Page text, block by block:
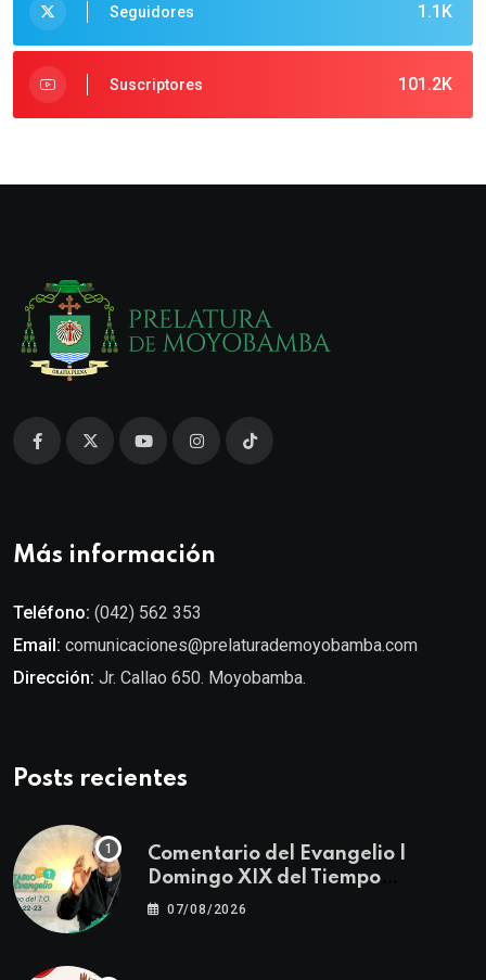
1.1K
Seguidores
101.2K
Suscriptores
Más información
Teléfono: (042) 562 353
Email: comunicaciones@prelaturademoyobamba.com
Dirección: Jr. Callao 650. Moyobamba.
Posts recientes
Comentario del Evangelio |
Domingo XIX del Tiempo
Ordinario | Mateo 14, 22-23
07/08/2026